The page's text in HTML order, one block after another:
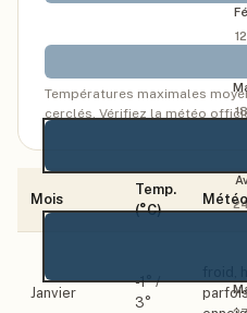
12
18
24
Températures maximales
cerclés. Vérifiez la météo
Mois
Temp.
(°C)
Météo
Janvier
-1° /
3°